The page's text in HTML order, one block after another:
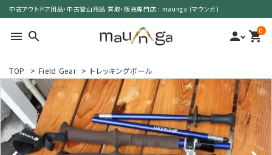
中古アウトドア用品・中古登山用品 買取・販売専門店 : maunga (マウンガ)
menu search person 0
shopping_cart
search
カテゴリーで選ぶ
サイズで選ぶ
TOP > Field Gear > トレッキングポール